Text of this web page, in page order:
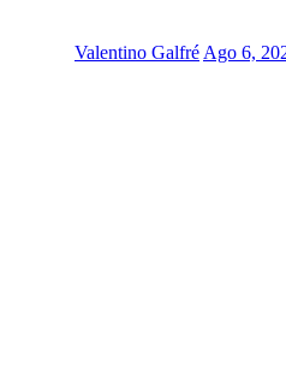
Valentino Galfré Ago 6,